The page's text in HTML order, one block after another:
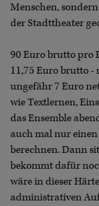
Menschen,
der Stadttheater
90 Euro brutto pro
11,75 Euro brutto -
ungefähr 7 Euro
wie Textlernen,
das Ensemble
auch mal nur
berechnen. Dann
bekommt dafür
wäre in dieser
administrativen